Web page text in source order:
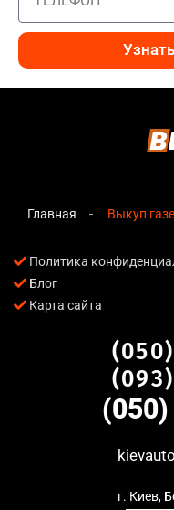
Главная Выкуп
Политика
Блог
Карта сайта
(050)
г. Киев,